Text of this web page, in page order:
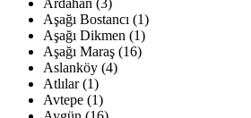
Ardahan (3)
Aşağı Bostancı (1)
Aşağı Dikmen (1)
Aşağı Maraş (16)
Aslanköy (4)
Atlılar (1)
Avtepe (1)